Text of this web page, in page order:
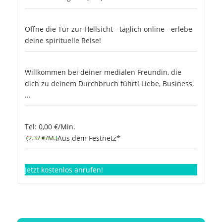
Öffne die Tür zur Hellsicht - täglich online - erlebe
deine spirituelle Reise!
Willkommen bei deiner medialen Freundin, die
dich zu deinem Durchbruch führt! Liebe, Business,
...
Tel: 0,00 €/Min.
(2.37 €/M.)Aus dem Festnetz*
Jetzt kostenlos anrufen!